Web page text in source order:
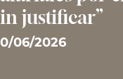
justificar”
06/2026